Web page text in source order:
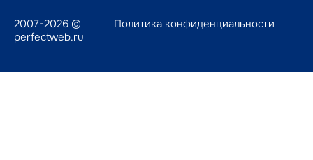
2007-2026 ©
perfectweb.ru
Политика конфиденциальности